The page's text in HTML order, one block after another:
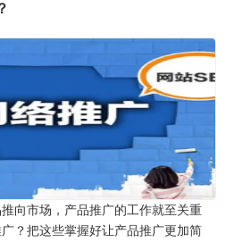
向市场，产品推广的工作就至关重
？把这些掌握好让产品推广更加简